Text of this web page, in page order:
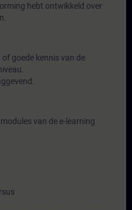
hebt ontwikkeld over
goede kennis van de
van de e-learning